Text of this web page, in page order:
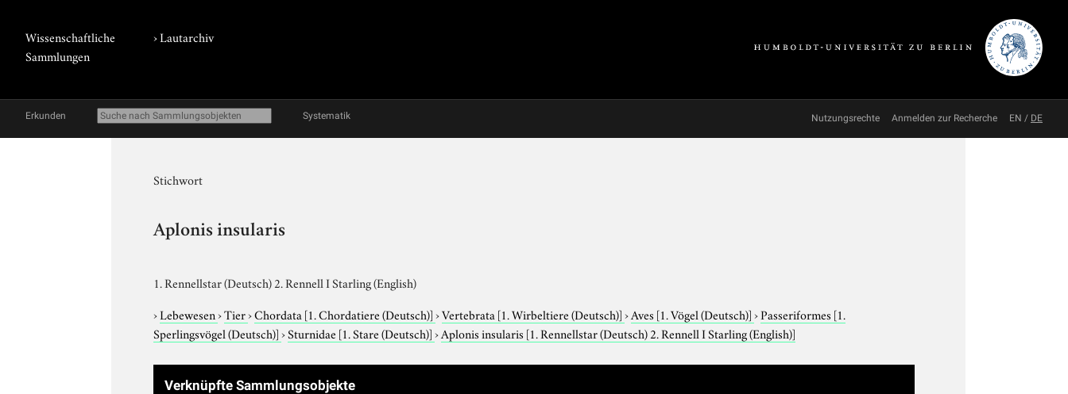
Wissenschaftliche
Sammlungen
›Lautarchiv
Erkunden Systematik Nutzungsrechte Anmelden zur Recherche EN / DE
Stichwort
Aplonis insularis
1. Rennellstar (Deutsch) 2. Rennell I Starling (English)
›Lebewesen›Tier›Chordata [1. Chordatiere (Deutsch)]›Vertebrata [1. Wirbeltiere (Deutsch)]›Aves [1. Vögel (Deutsch)]›Passeriformes [1.
Sperlingsvögel (Deutsch)]›Sturnidae [1. Stare (Deutsch)]›Aplonis insularis [1. Rennellstar (Deutsch) 2. Rennell I Starling (English)]
Verknüpfte Sammlungsobjekte